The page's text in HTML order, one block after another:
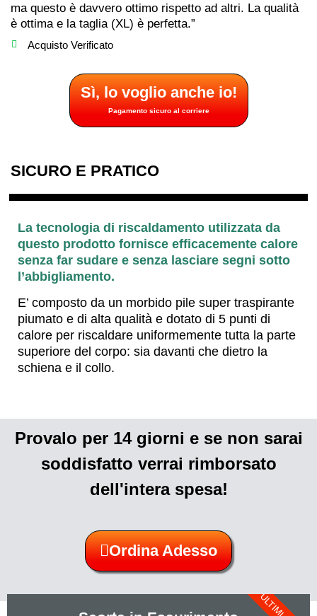
ma questo è davvero ottimo rispetto ad altri. La qualità
è ottima e la taglia (XL) è perfetta.”
Acquisto Verificato
Sì, lo voglio anche io!
Pagamento sicuro al corriere
SICURO E PRATICO
La tecnologia di riscaldamento utilizzata da
questo prodotto fornisce efficacemente calore
senza far sudare e senza lasciare segni sotto
l’abbigliamento.
E’ composto da un morbido pile super traspirante
piumato e di alta qualità e dotato di 5 punti di
calore per riscaldare uniformemente tutta la parte
superiore del corpo: sia davanti che dietro la
schiena e il collo.
Provalo per 14 giorni e se non sarai
soddisfatto verrai rimborsato
dell'intera spesa!
Ordina Adesso